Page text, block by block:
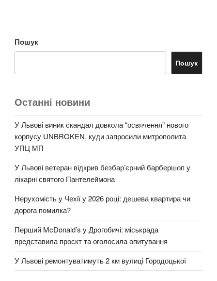
Пошук
Пошук
Останні новини
У Львові виник скандал довкола “освячення” нового
корпусу UNBROKEN, куди запросили митрополита
УПЦ МП
У Львові ветеран відкрив безбар’єрний барбершоп у
лікарні святого Пантелеймона
Нерухомість у Чехії у 2026 році: дешева квартира чи
дорога помилка?
Перший McDonald’s у Дрогобичі: міськрада
представила проєкт та оголосила опитування
У Львові ремонтуватимуть 2 км вулиці Городоцької